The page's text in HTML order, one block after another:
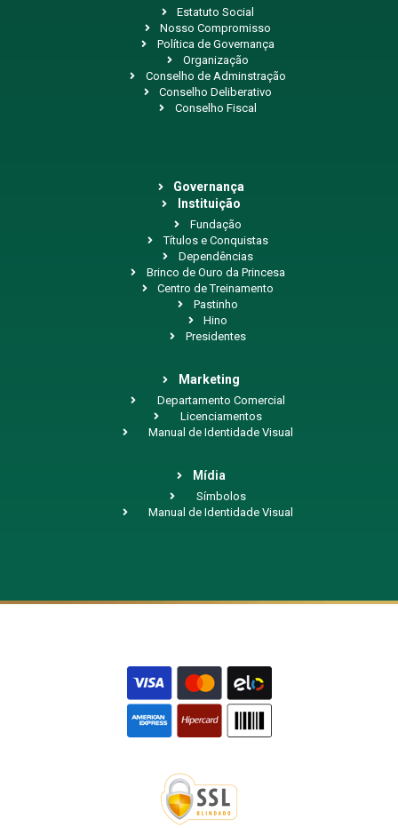
Estatuto Social
Nosso Compromisso
Política de Governança
Organização
Conselho de Adminstração
Conselho Deliberativo
Conselho Fiscal
Governança
Instituição
Fundação
Títulos e Conquistas
Dependências
Brinco de Ouro da Princesa
Centro de Treinamento
Pastinho
Hino
Presidentes
Marketing
Departamento Comercial
Licenciamentos
Manual de Identidade Visual
Mídia
Símbolos
Manual de Identidade Visual